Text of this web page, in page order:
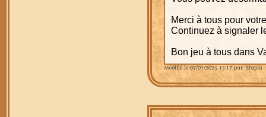
Merci à tous pour
Continuez à signaler
Bon jeu à tous dans
Modifié le 07/07/2025 15:17 par Wapin